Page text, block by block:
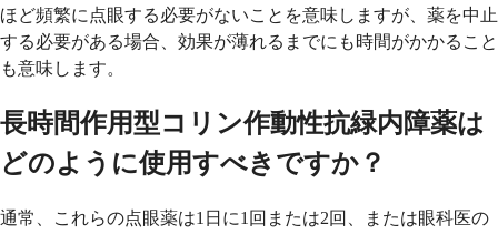
ほど頻繁に点眼する必要がないことを意味しますが、薬を中止
する必要がある場合、効果が薄れるまでにも時間がかかること
も意味します。
長時間作用型コリン作動性抗緑内障薬は
どのように使用すべきですか？
通常、これらの点眼薬は1日に1回または2回、または眼科医の